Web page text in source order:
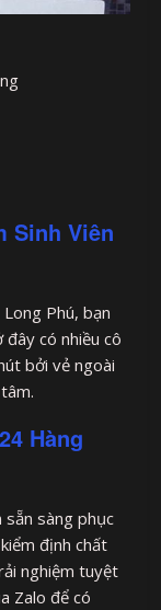
Sinh Viên
Phú, bạn
có nhiều cô
bởi vẻ ngoài
Hàng
sẵn sàng phục
định chất
nghiệm tuyệt
Zalo để có